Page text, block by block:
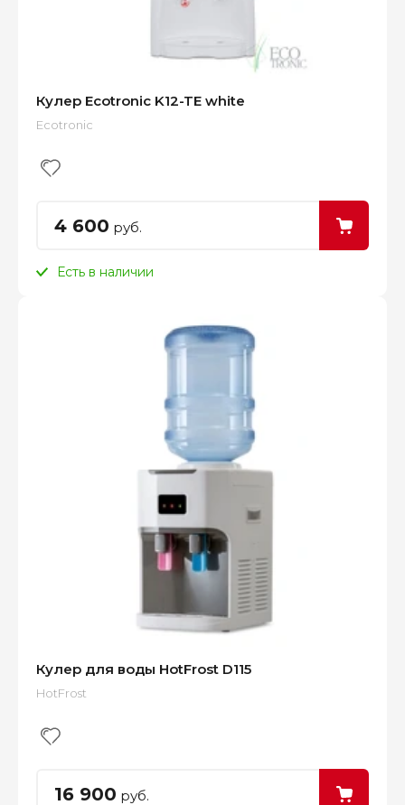
Кулер Ecotronic K12-TE white
Ecotronic
4 600 руб.
Есть в наличии
Кулер для воды HotFrost D115
HotFrost
16 900 руб.